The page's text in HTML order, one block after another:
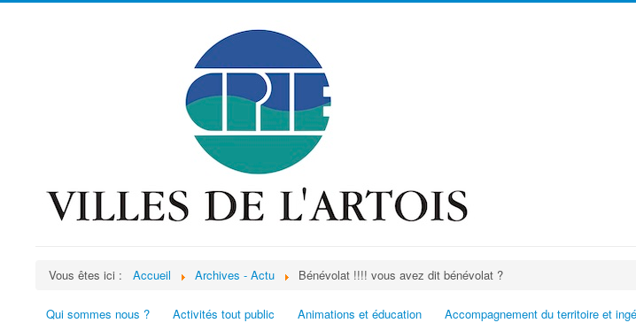
Vous êtes ici : Accueil Archives - Actu Bénévolat !!!! vous avez dit bénévolat ?
Qui sommes nous ? Activités tout public Animations et éducation Accompagnement du territoire et